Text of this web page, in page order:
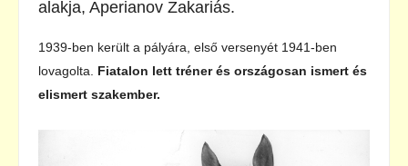
alakja, Aperianov Zakariás.
1939-ben került a pályára, első versenyét 1941-ben
lovagolta. Fiatalon lett tréner és országosan ismert és
elismert szakember.